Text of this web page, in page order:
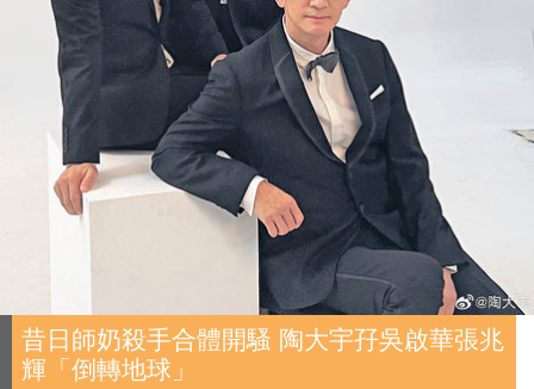
昔日師奶殺手合體開騷 陶大宇孖吳啟華張兆
輝「倒轉地球」